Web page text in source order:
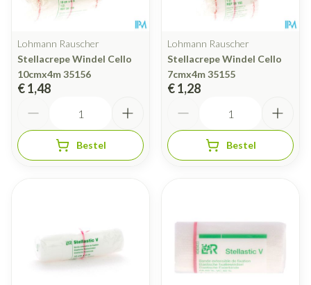
Lohmann Rauscher
Stellacrepe Windel Cello
10cmx4m 35156
€ 1,48
Bestel
Lohmann Rauscher
Stellacrepe Windel Cello
7cmx4m 35155
€ 1,28
Bestel